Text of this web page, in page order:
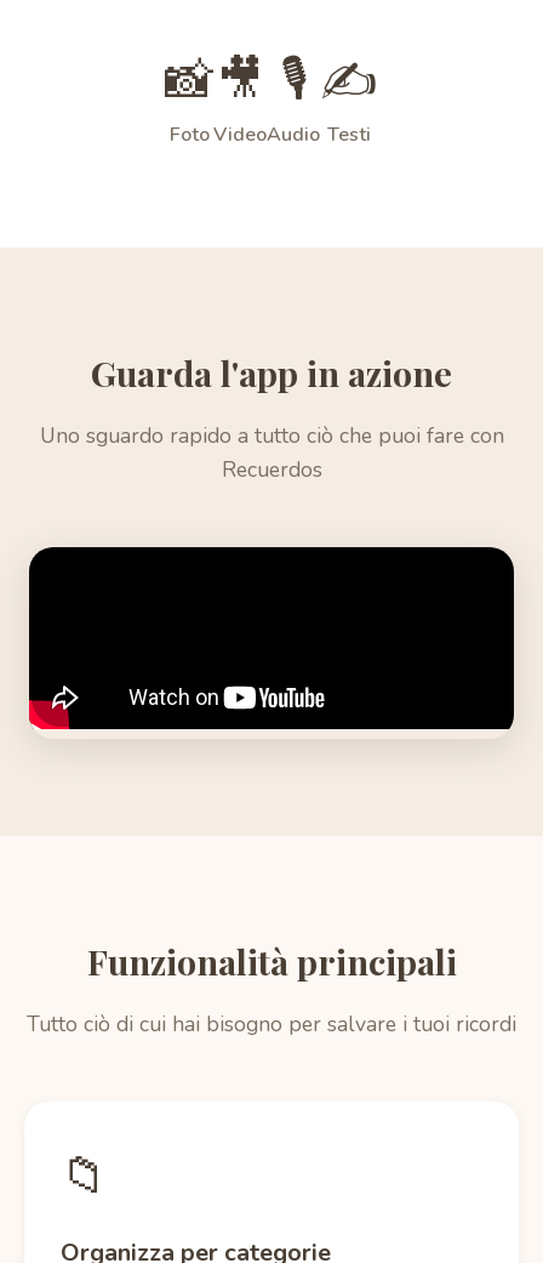
📸
Foto
🎥
Video
🎙️
Audio
✍️
Testi
Guarda l'app in azione
Uno sguardo rapido a tutto ciò che puoi fare con
Recuerdos
Funzionalità principali
Tutto ciò di cui hai bisogno per salvare i tuoi ricordi
📁
Organizza per categorie